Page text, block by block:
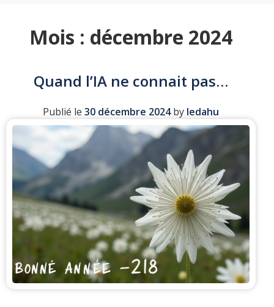
Mois : décembre 2024
Quand l’IA ne connait pas…
Publié le 30 décembre 2024by ledahu